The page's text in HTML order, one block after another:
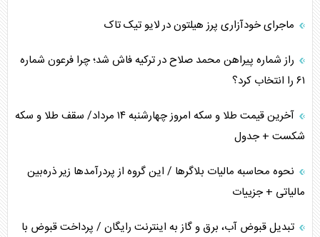
ماجرای خودآزاری پرز هیلتون در لایو تیک تاک
راز شماره پیراهن محمد صلاح در ترکیه فاش شد؛ چرا فرعون شماره
۶۱ را انتخاب کرد؟
آخرین قیمت طلا و سکه امروز چهارشنبه ۱۴ مرداد/ سقف طلا و سکه
شکست + جدول
نحوه محاسبه مالیات بلاگر‌ها / این گروه از پردرآمد‌ها زیر ذره‌بین
مالیاتی + جزییات
تبدیل قبوض آب، برق و گاز به اینترنت رایگان / پرداخت قبوض با